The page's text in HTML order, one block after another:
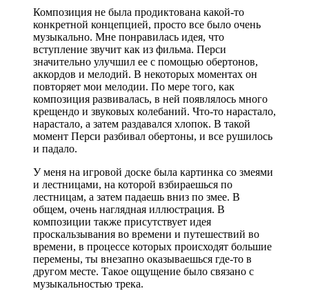
Композиция не была продиктована какой-то
конкретной концепцией, просто все было очень
музыкально. Мне понравилась идея, что
вступление звучит как из фильма. Перси
значительно улучшил ее с помощью обертонов,
аккордов и мелодий. В некоторых моментах он
повторяет мои мелодии. По мере того, как
композиция развивалась, в ней появлялось много
крещендо и звуковых колебаний. Что-то нарастало,
нарастало, а затем раздавался хлопок. В такой
момент Перси разбивал обертоны, и все рушилось
и падало.
У меня на игровой доске была картинка со змеями
и лестницами, на которой взбираешься по
лестницам, а затем падаешь вниз по змее. В
общем, очень наглядная иллюстрация. В
композиции также присутствует идея
проскальзывания во времени и путешествий во
времени, в процессе которых происходят большие
перемены, ты внезапно оказываешься где-то в
другом месте. Такое ощущение было связано с
музыкальностью трека.